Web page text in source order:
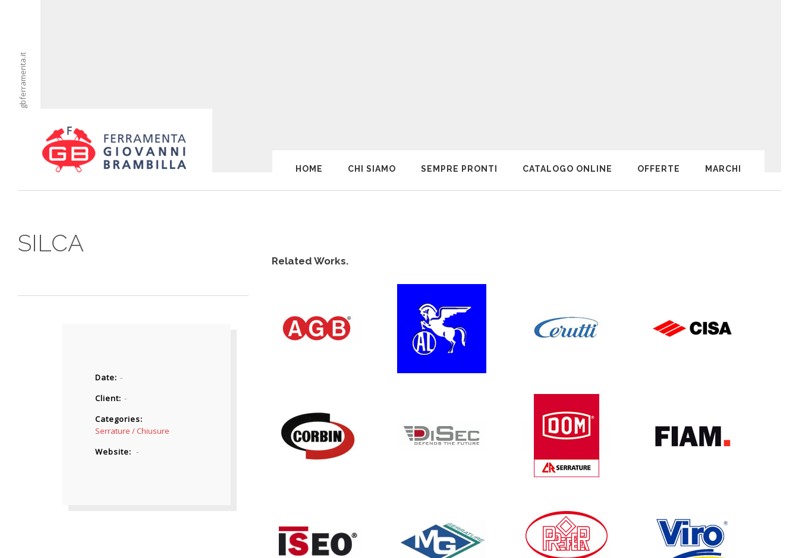
gbferramenta.it
HOME CHI SIAMO SEMPRE PRONTI CATALOGO ONLINE OFFERTE MARCHI
SILCA
Related Works.
Date -
Client -
Categories
Serrature / Chiusure
Website
-